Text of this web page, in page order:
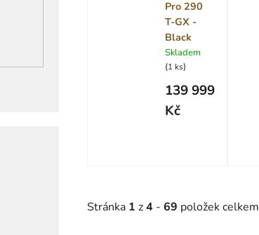
Pro 290
T-GX -
Black
Skladem
(1 ks)
139 999
Kč
Stránka 1 z4 - 69 položek celkem